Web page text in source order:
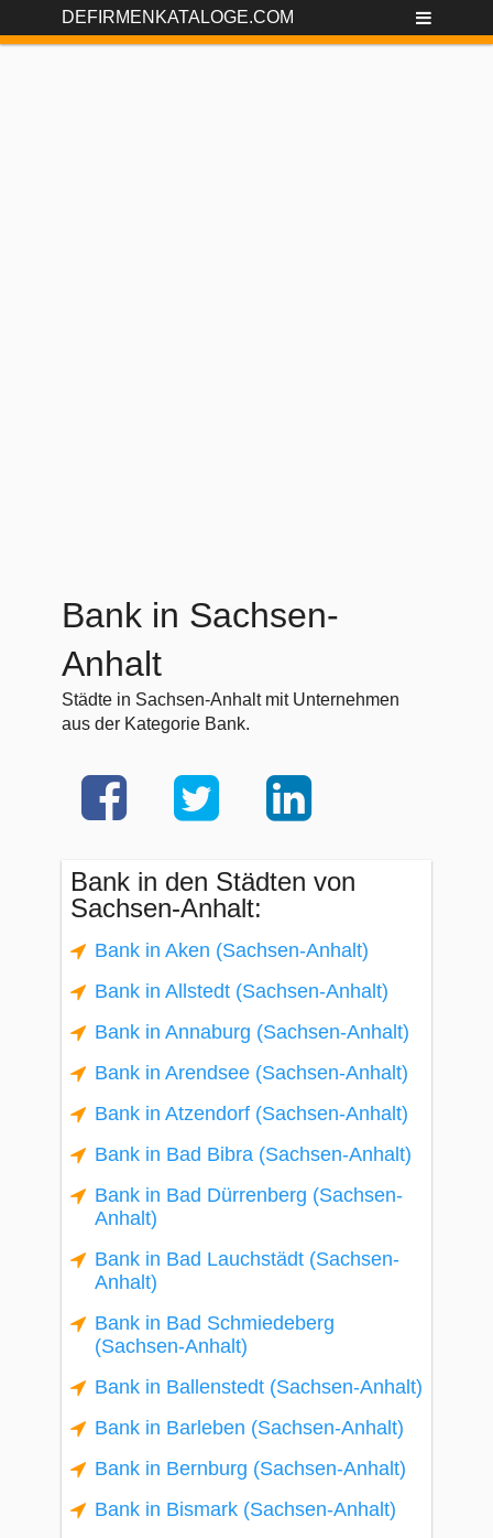
DEFIRMENKATALOGE.COM
Bank in Sachsen-
Anhalt
Städte in Sachsen-Anhalt mit Unternehmen
aus der Kategorie Bank.
Bank in den Städten von
Sachsen-Anhalt:
Bank in Aken (Sachsen-Anhalt)
Bank in Allstedt (Sachsen-Anhalt)
Bank in Annaburg (Sachsen-Anhalt)
Bank in Arendsee (Sachsen-Anhalt)
Bank in Atzendorf (Sachsen-Anhalt)
Bank in Bad Bibra (Sachsen-Anhalt)
Bank in Bad Dürrenberg (Sachsen-
Anhalt)
Bank in Bad Lauchstädt (Sachsen-
Anhalt)
Bank in Bad Schmiedeberg
(Sachsen-Anhalt)
Bank in Ballenstedt (Sachsen-Anhalt)
Bank in Barleben (Sachsen-Anhalt)
Bank in Bernburg (Sachsen-Anhalt)
Bank in Bismark (Sachsen-Anhalt)